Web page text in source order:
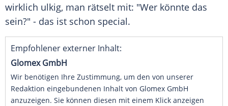
wirklich ulkig, man rätselt mit: "Wer könnte das
sein?" - das ist schon special.
Empfohlener externer Inhalt:
Glomex GmbH
Wir benötigen Ihre Zustimmung, um den von unserer
Redaktion eingebundenen Inhalt von Glomex GmbH
anzuzeigen. Sie können diesen mit einem Klick anzeigen